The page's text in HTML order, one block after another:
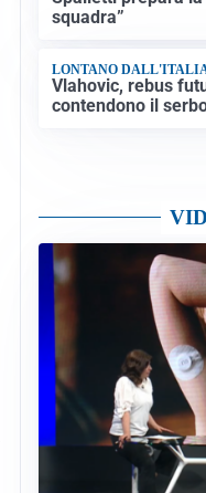
squadra”
LONTANO
Vlahovic, rebus
contendono il